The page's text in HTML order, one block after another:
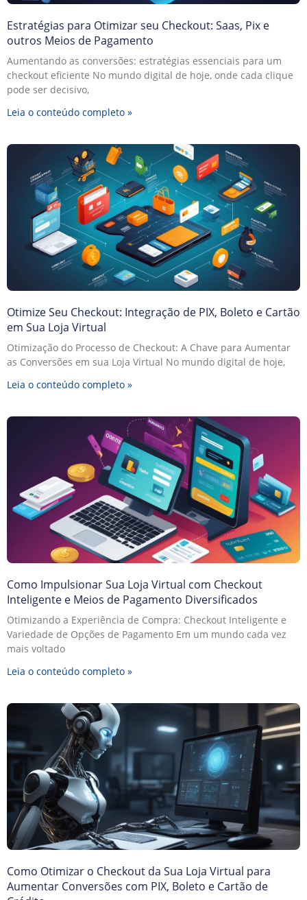
Estratégias para Otimizar seu Checkout: Saas, Pix e
outros Meios de Pagamento
Aumentando as conversões: estratégias essenciais para um
checkout eficiente No mundo digital de hoje, onde cada clique
pode ser decisivo,
Leia o conteúdo completo »
Otimize Seu Checkout: Integração de PIX, Boleto e Cartão
em Sua Loja Virtual
Otimização do Processo de Checkout: A Chave para Aumentar
as Conversões em sua Loja Virtual No mundo digital de hoje,
Leia o conteúdo completo »
Como Impulsionar Sua Loja Virtual com Checkout
Inteligente e Meios de Pagamento Diversificados
Otimizando a Experiência de Compra: Checkout Inteligente e
Variedade de Opções de Pagamento Em um mundo cada vez
mais voltado
Leia o conteúdo completo »
Como Otimizar o Checkout da Sua Loja Virtual para
Aumentar Conversões com PIX, Boleto e Cartão de